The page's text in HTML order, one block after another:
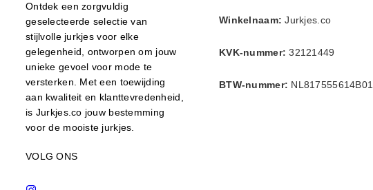
Ontdek een zorgvuldig
geselecteerde selectie van
stijlvolle jurkjes voor elke
gelegenheid, ontworpen om jouw
unieke gevoel voor mode te
versterken. Met een toewijding
aan kwaliteit en klanttevredenheid,
is Jurkjes.co jouw bestemming
voor de mooiste jurkjes.
VOLG ONS
Winkelnaam: Jurkjes.co
KVK-nummer: 32121449
BTW-nummer: NL817555614B01